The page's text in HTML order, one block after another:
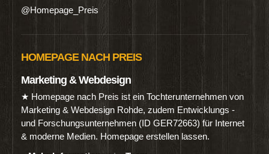
@Homepage_Preis
HOMEPAGE NACH PREIS
Marketing & Webdesign
★ Homepage nach Preis ist ein Tochterunternehmen von
Marketing & Webdesign Rohde, zudem Entwicklungs -
und Forschungsunternehmen (ID GER72663) für Internet
& moderne Medien. Homepage erstellen lassen.